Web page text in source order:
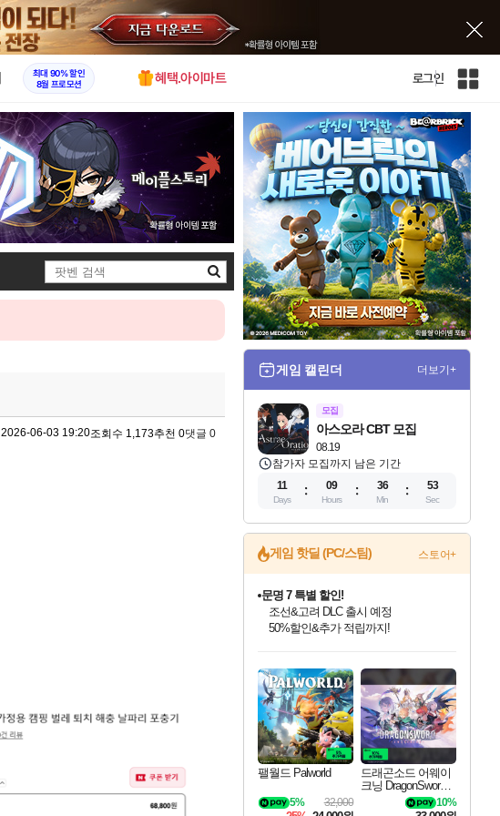
X
최대 90% 할인
8월 프로모션
혜택.아이마트 로그인
인
사
이
트
맵
검
색
2026-06-03 19:20조회수 1,173추천 0댓글 0
게임 캘린더 더보기+
모집
08.19
아스오라 CBT 모집
참가자 모집까지 남은 기간
11
Days
09
Hours
36
Min
51
Sec
게임 핫딜 (PC/스팀) 스토어+
최대 90% 할인가를 만나보세요!
네이버혜택과 함께 만나보세요!
문명 7 특별 할인!
조선&고려 DLC 출시 예정
50%할인&추가 적립까지!
네이버 포인트 혜택까지!
이니&베니 혜택까지!
네이버 혜택가와 함께 예약하세요!
할인&네이버혜택으로 만나보세요!
네이버페이 혜택과 만나보세요!
40주년 프로모션으로 만나보세요!
할인가에 만나보세요!
일부 에디션 상시 할인!
혜택으로 예약 판매 중
편안하게 충전하세요
팰월드 Palworld
32,000
5%
드래곤소드 어웨이
크닝 DragonSword A
10%